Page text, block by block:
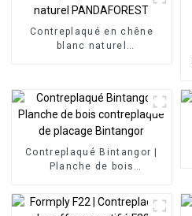
Contreplaqué en chêne
blanc naturel
Contreplaqué Bintangor |
Planche de bois